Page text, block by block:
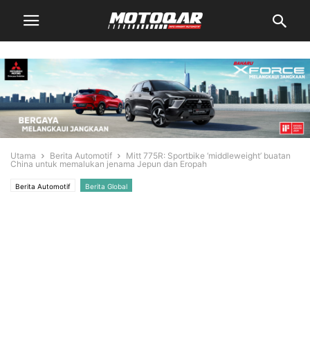
Utama Berita Automotif
Mitt 775R: Sportbike ‘middleweight’ buatan
China untuk memalukan jenama Jepun dan Eropah
Berita Automotif Berita Global